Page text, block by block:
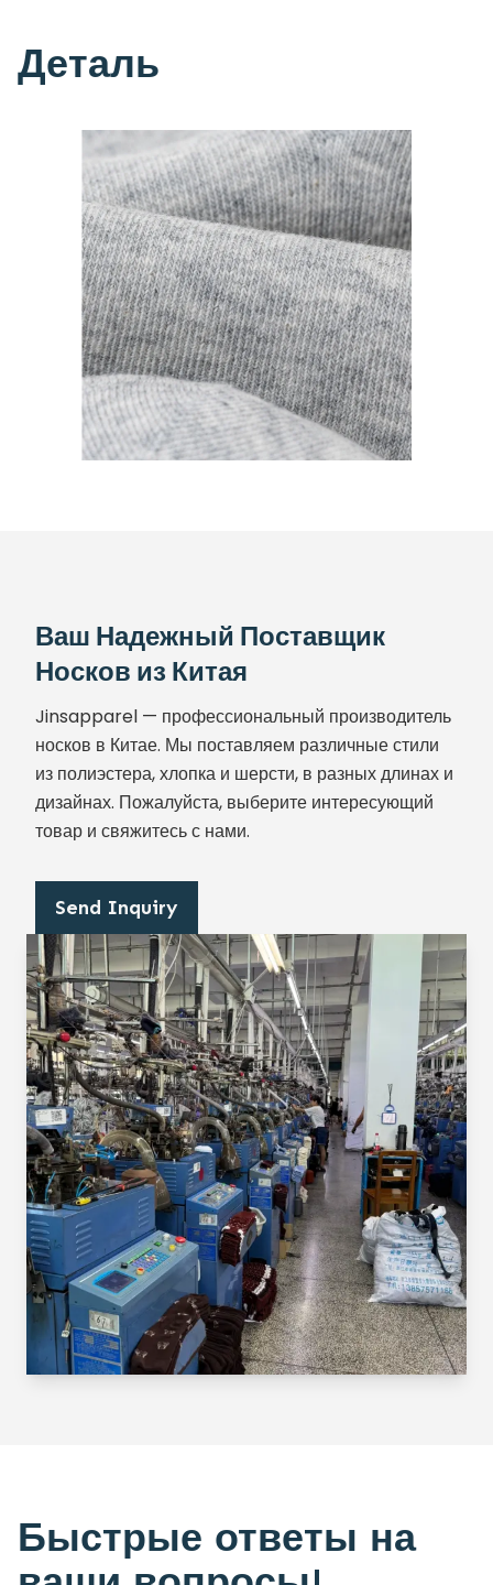
Деталь
Ваш Надежный Поставщик
Носков из Китая
Jinsapparel — профессиональный производитель
носков в Китае. Мы поставляем различные стили
из полиэстера, хлопка и шерсти, в разных длинах и
дизайнах. Пожалуйста, выберите интересующий
товар и свяжитесь с нами.
Send Inquiry
Быстрые ответы на